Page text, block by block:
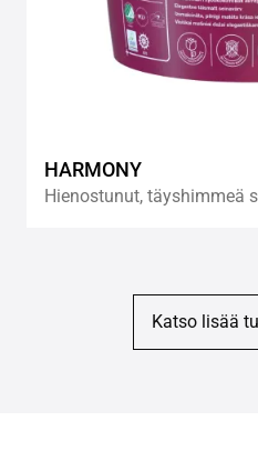
HARMONY
Hienostunut, täyshimmeä
Katso lisää